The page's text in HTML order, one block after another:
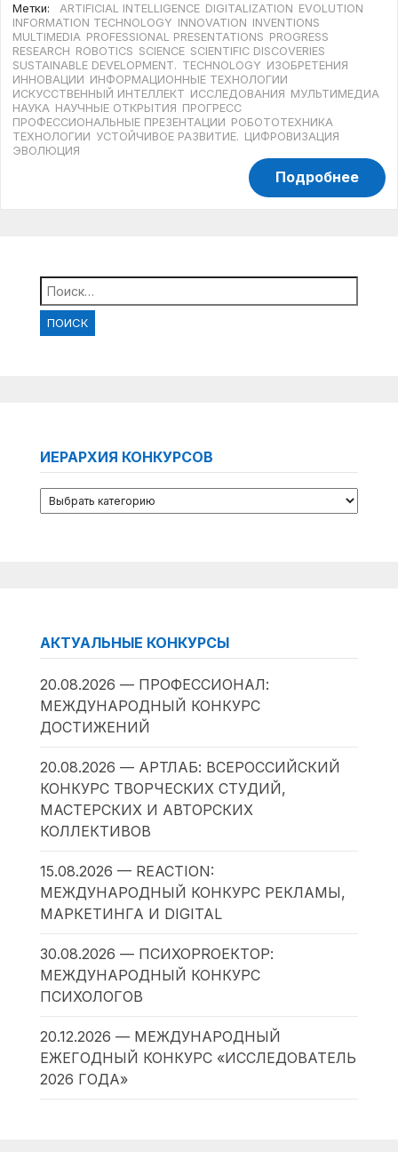
Метки: ARTIFICIAL INTELLIGENCE DIGITALIZATION EVOLUTION
INFORMATION TECHNOLOGY INNOVATION INVENTIONS
MULTIMEDIA PROFESSIONAL PRESENTATIONS PROGRESS
RESEARCH ROBOTICS SCIENCE SCIENTIFIC DISCOVERIES
SUSTAINABLE DEVELOPMENT. TECHNOLOGY ИЗОБРЕТЕНИЯ
ИННОВАЦИИ ИНФОРМАЦИОННЫЕ ТЕХНОЛОГИИ
ИСКУССТВЕННЫЙ ИНТЕЛЛЕКТ ИССЛЕДОВАНИЯ МУЛЬТИМЕДИА
НАУКА НАУЧНЫЕ ОТКРЫТИЯ ПРОГРЕСС
ПРОФЕССИОНАЛЬНЫЕ ПРЕЗЕНТАЦИИ РОБОТОТЕХНИКА
ТЕХНОЛОГИИ УСТОЙЧИВОЕ РАЗВИТИЕ. ЦИФРОВИЗАЦИЯ
ЭВОЛЮЦИЯ
Подробнее
Найти:
ИЕРАРХИЯ КОНКУРСОВ
АКТУАЛЬНЫЕ КОНКУРСЫ
20.08.2026 — ПРОФЕССИОНАЛ:
МЕЖДУНАРОДНЫЙ КОНКУРС
ДОСТИЖЕНИЙ
20.08.2026 — АРТЛАБ: ВСЕРОССИЙСКИЙ
КОНКУРС ТВОРЧЕСКИХ СТУДИЙ,
МАСТЕРСКИХ И АВТОРСКИХ
КОЛЛЕКТИВОВ
15.08.2026 — REACTION:
МЕЖДУНАРОДНЫЙ КОНКУРС РЕКЛАМЫ,
МАРКЕТИНГА И DIGITAL
30.08.2026 — ПСИХОPROЕКТОР:
МЕЖДУНАРОДНЫЙ КОНКУРС
ПСИХОЛОГОВ
20.12.2026 — МЕЖДУНАРОДНЫЙ
ЕЖЕГОДНЫЙ КОНКУРС «ИССЛЕДОВАТЕЛЬ
2026 ГОДА»